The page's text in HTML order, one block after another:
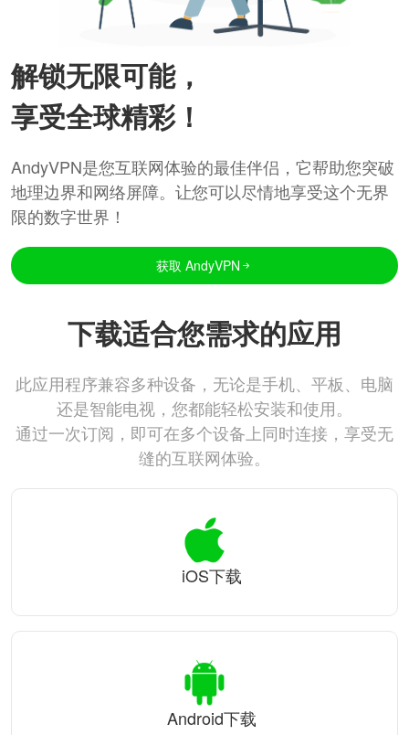
解锁无限可能，
享受全球精彩！
AndyVPN是您互联网体验的最佳伴侣，它帮助您突破
地理边界和网络屏障。让您可以尽情地享受这个无界
限的数字世界！
获取 AndyVPN
下载适合您需求的应用
此应用程序兼容多种设备，无论是手机、平板、电脑
还是智能电视，您都能轻松安装和使用。
通过一次订阅，即可在多个设备上同时连接，享受无
缝的互联网体验。
iOS下载
Android下载